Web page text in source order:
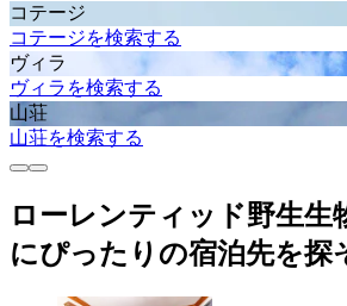
コテージ
コテージを検索する
ヴィラ
ヴィラを検索する
山荘
山荘を検索する
ローレンティッド野生生
にぴったりの宿泊先を探